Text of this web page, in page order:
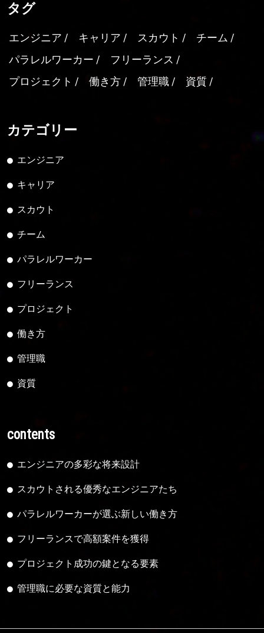
タグ
エンジニア キャリア スカウト
チーム
パラレルワーカー
フリーランス
プロジェクト
働き方 管理職 資質
カテゴリー
エンジニア
キャリア
スカウト
チーム
パラレルワーカー
フリーランス
プロジェクト
働き方
管理職
資質
contents
エンジニアの多彩な将来設計
スカウトされる優秀なエンジニアたち
パラレルワーカーが選ぶ新しい働き方
フリーランスで高額案件を獲得
プロジェクト成功の鍵となる要素
管理職に必要な資質と能力